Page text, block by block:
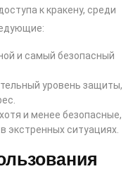
к кракену, среди
и самый безопасный
уровень защиты,
и менее безопасные,
экстренных ситуациях.